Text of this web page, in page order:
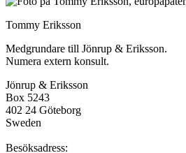
Tommy Eriksson
Medgrundare till Jönrup & Eriksson.
Numera extern konsult.
Jönrup & Eriksson
Box 5243
402 24 Göteborg
Sweden
Besöksadress: